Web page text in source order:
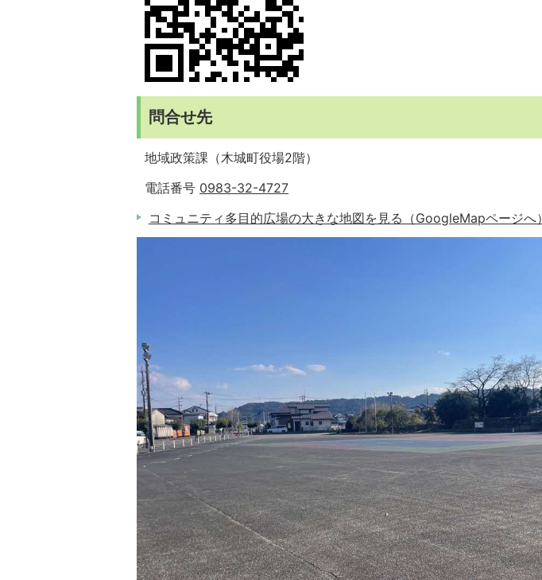
問合せ先
地域政策課（木城町役場2階）
電話番号 0983-32-4727
コミュニティ多目的広場の大きな地図を見る（GoogleMapページへ）